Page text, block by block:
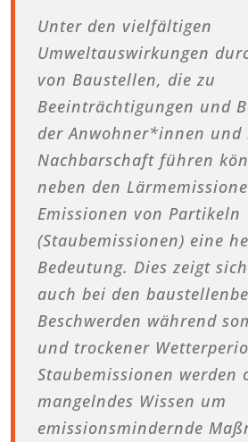
Unter den vielfältigen
Umweltauswirkungen
von Baustellen, die zu
Beeinträchtigungen und
der Anwohner*innen und
Nachbarschaft führen
neben den
Emissionen von Partikeln
(Staubemissionen) eine
Bedeutung. Dies zeigt
auch bei den
Beschwerden während
und trockener
Staubemissionen werden
mangelndes Wissen um
emissionsmindernde